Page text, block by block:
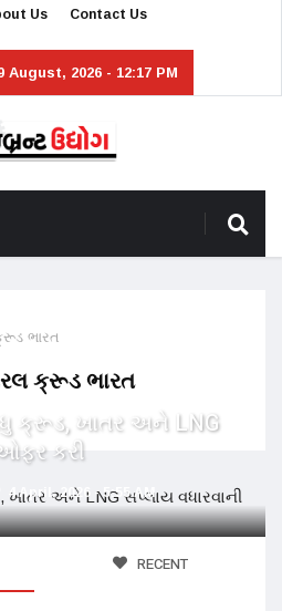
Us Contact Us
August, 2026 - 12:17 PM
ભારત
ક્રૂડ ભારત
ક્રૂડ, ખાતર અને LNG
કરી
4 April, 2026 - 5:55 AM
RECENT